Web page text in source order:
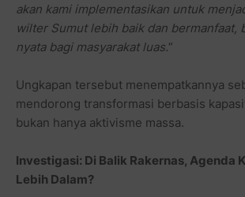
akan kami implementasikan untuk
wilter Sumut lebih baik dan bermanfaat,
nyata bagi masyarakat luas.”
Ungkapan tersebut menempatkannya
mendorong transformasi berbasis
bukan hanya aktivisme massa.
Investigasi: Di Balik Rakernas, Agenda
Lebih Dalam?